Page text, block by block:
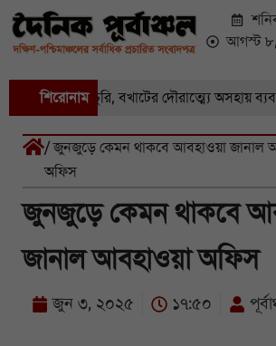
আগস্ট
শিরোনাম
পর একচুরি, বখাটের দৌরাত্ম্যে অসহায়
/ জুনজুড়ে কেমন থাকবে আবহাওয়া জানাল
অফিস
জুনজুড়ে কেমন থাকবে
জানাল আবহাওয়া অফিস
জুন ৩, ২০২৫ ১৭:৫০